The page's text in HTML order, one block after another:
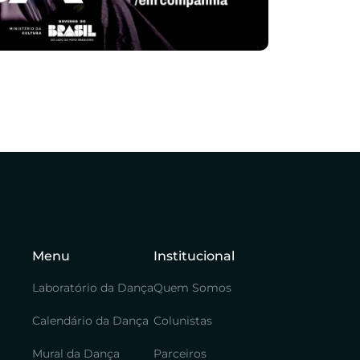
Menu
Laboratório da Dança
Calendário da Dança
Mural da Dança
Institucional
Quem Somos
Colunistas
Parceiros